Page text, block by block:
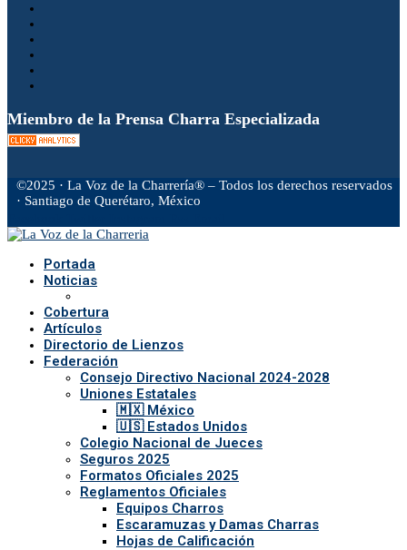
Miembro de la Prensa Charra Especializada
©2025 · La Voz de la Charrería® – Todos los derechos reservados
· Santiago de Querétaro, México
Portada
Noticias
Cobertura
Artículos
Directorio de Lienzos
Federación
Consejo Directivo Nacional 2024-2028
Uniones Estatales
🇲🇽 México
🇺🇸 Estados Unidos
Colegio Nacional de Jueces
Seguros 2025
Formatos Oficiales 2025
Reglamentos Oficiales
Equipos Charros
Escaramuzas y Damas Charras
Hojas de Calificación